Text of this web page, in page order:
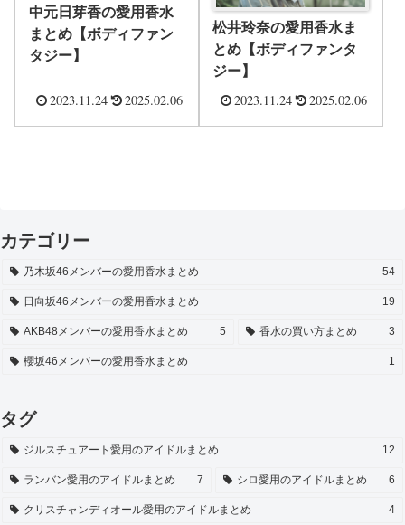
中元日芽香の愛用香水
まとめ【ボディファン
タジー】
2023.11.24 2025.02.06
松井玲奈の愛用香水ま
とめ【ボディファンタ
ジー】
2023.11.24 2025.02.06
カテゴリー
乃木坂46メンバーの愛用香水まとめ 54
日向坂46メンバーの愛用香水まとめ 19
AKB48メンバーの愛用香水まとめ 5 香水の買い方まとめ 3
櫻坂46メンバーの愛用香水まとめ 1
タグ
ジルスチュアート愛用のアイドルまとめ 12
ランバン愛用のアイドルまとめ 7 シロ愛用のアイドルまとめ 6
クリスチャンディオール愛用のアイドルまとめ 4